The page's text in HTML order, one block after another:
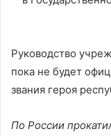
Руководство
пока не будет
звания героя
По России